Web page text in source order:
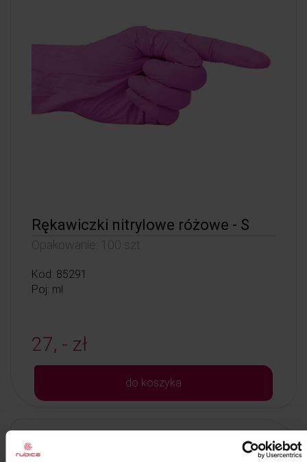
Rękawiczki nitrylowe różowe - S
Opakowanie: 100 szt.
Kod: 85291
Poj: ml
27, - zł
do koszyka